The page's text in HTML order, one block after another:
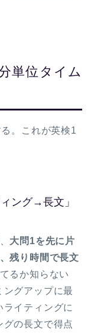
単位タイム
。これが英検1
ング→長文」
大問1を先に片
残り時間で長文
るか知らない
グアップに最
イティングに
の長文で得点